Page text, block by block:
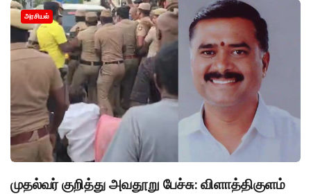
அரசியல்
முதல்வர் குறித்து அவதூறு பேச்சு: விளாத்திகுளம்